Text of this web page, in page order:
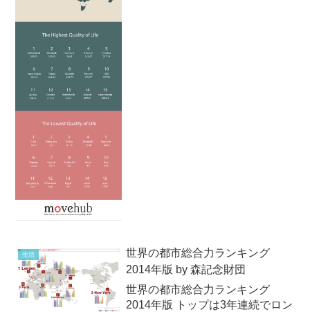
生活
世界の都市総合力ランキング
2014年版 by 森記念財団
世界の都市総合力ランキング
2014年版 トップは3年連続でロン